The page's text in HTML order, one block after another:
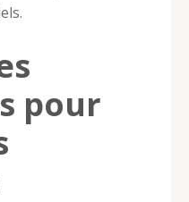
pour